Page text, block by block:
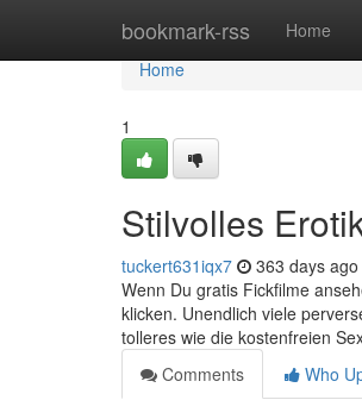
bookmark-rss Home
Home
Home
1
Stilvolles
tuckert631iqx7 363 days ago
Wenn Du gratis Fickfilme
klicken. Unendlich viele
tolleres wie die kostenfreien
Comments
Who